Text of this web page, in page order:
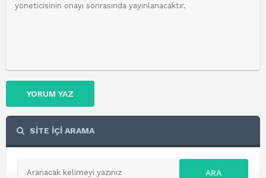
YORUM YAZ
SİTE İÇİ ARAMA
ARA